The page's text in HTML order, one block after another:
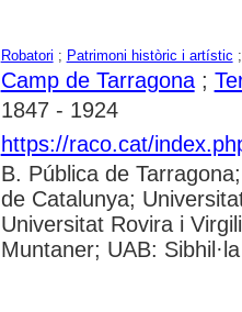
Robatori ; Patrimoni històric i artístic
Camp de Tarragona;
1847 - 1924
https://raco.cat/
B. Pública de
de Catalunya;
Universitat Rovira i
Muntaner; UAB: Sibhil·la